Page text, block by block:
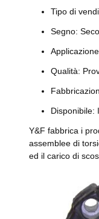
Tipo di
Segno:
Qualità:
Disponibile:
Y&F fabbrica i
assemblee di
ed il carico di